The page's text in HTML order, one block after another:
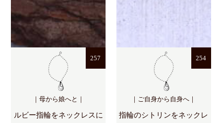
257
｜母から娘へと｜
ルビー指輪をネックレスに
254
｜ご自身から自身へ｜
指輪のシトリンをネックレ